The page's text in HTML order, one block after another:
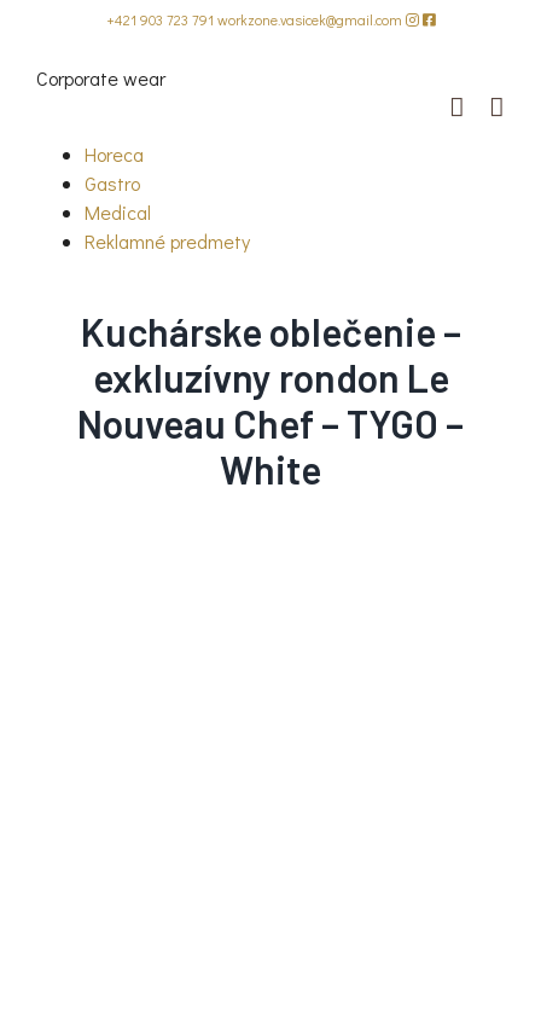
content
+421 903 723 791 workzone.vasicek@gmail.com
Corporate wear
Horeca
Gastro
Medical
Reklamné predmety
Kuchárske oblečenie –
exkluzívny rondon Le
Nouveau Chef – TYGO –
White